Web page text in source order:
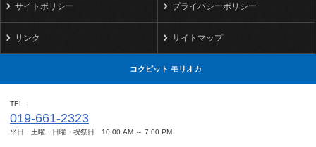
サイトポリシー プライバシーポリシー
リンク サイトマップ
コクピット モリオカ
TEL
019-661-2323
平日・土曜・日曜・祝祭日 10:00 AM ～ 7:00 PM